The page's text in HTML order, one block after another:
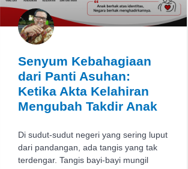
Senyum Kebahagiaan
dari Panti Asuhan:
Ketika Akta Kelahiran
Mengubah Takdir Anak
Di sudut-sudut negeri yang sering luput
dari pandangan, ada tangis yang tak
terdengar. Tangis bayi-bayi mungil